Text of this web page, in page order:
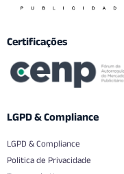
Certificações
LGPD & Compliance
LGPD & Compliance
Politica de Privacidade